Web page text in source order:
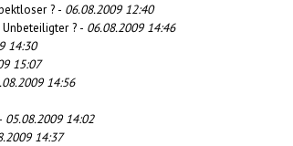
? - 06.08.2009 12:40
Unbeteiligter ? - 06.08.2009 14:46
14:30
15:07
14:56
05.08.2009 14:02
14:37